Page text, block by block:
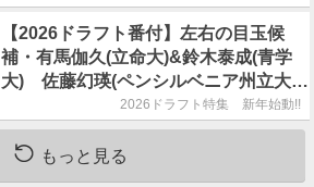
【2026ドラフト番付】左右の目玉候
補・有馬伽久(立命大)&鈴木泰成(青学
大) 佐藤幻瑛(ペンシルベニア州立大)
の強行指名はあるのか？2026ドラフト特集 新年始動!!
もっと見る